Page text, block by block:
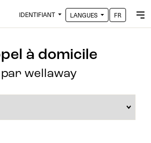
IDENTIFIANT LANGUES FR
à domicile
par wellaway